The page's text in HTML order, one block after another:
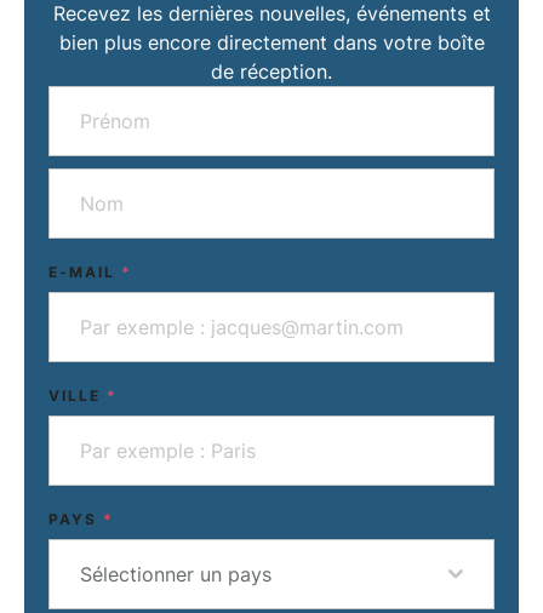
Recevez les dernières nouvelles, événements et
bien plus encore directement dans votre boîte
de réception.
E-MAIL *
VILLE *
PAYS *
Sélectionner un pays